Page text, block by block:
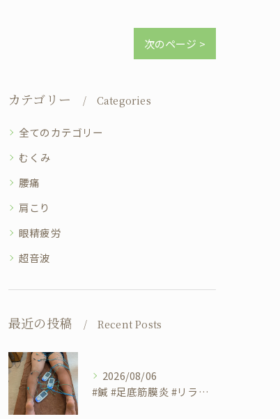
次のページ >
カテゴリー Categories
全てのカテゴリー
むくみ
腰痛
肩こり
眼精疲労
超音波
最近の投稿 Recent Posts
2026/08/06
#鍼 #足底筋膜炎 #リラクゼーションサロンsheep #筋...